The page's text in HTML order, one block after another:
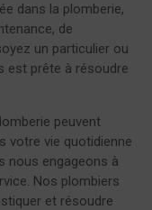
dans la plomberie,
de
un particulier ou
est prête à résoudre
peuvent
votre vie quotidienne
nous engageons à
Nos plombiers
et résoudre